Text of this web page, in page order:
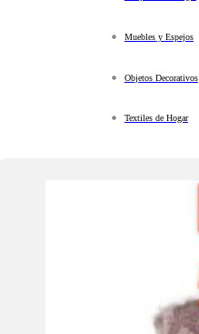
Muebles y Espejos
Objetos Decorativos
Textiles de Hogar